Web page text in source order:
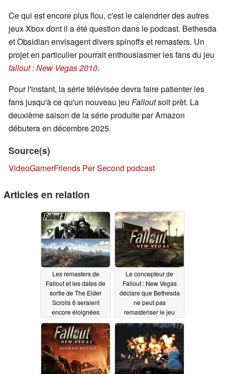
Ce qui est encore plus flou, c'est le calendrier des autres
jeux Xbox dont il a été question dans le podcast. Bethesda
et Obsidian envisagent divers spinoffs et remasters. Un
projet en particulier pourrait enthousiasmer les fans du jeu
fallout : New Vegas 2010.
Pour l'instant, la série télévisée devra faire patienter les
fans jusqu'à ce qu'un nouveau jeu Falloutsoit prêt. La
deuxième saison de la série produite par Amazon
débutera en décembre 2025.
Source(s)
VideoGamerFriends Per Second podcast
Articles en relation
Les remasters de
Fallout et les dates de
sortie de The Elder
Scrolls 6 seraient
encore éloignées
05/24/2026
Le concepteur de
Fallout : New Vegas
déclare que Bethesda
ne peut pas
remasteriser le jeu
sans Obsidian04/20/2026